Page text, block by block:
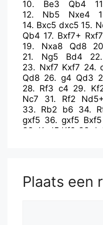
10. Be3 Qb4
12. Nb5 Nxe4
14. Bxc5 dxc5 15.
Qb4 17. Bxf7+ Rxf7
19. Nxa8 Qd8
21. Ng5 Bd4
23. Nxf7 Kxf7 24.
Qd8 26. g4 Qd3
28. Rf3 c4 29.
Nc7
31. Rf2 Nd5+
33. Rb2 b6 34.
gxf5 36. gxf5 Bxf5
38. Kxd5 Kf6 39.
Plaats een